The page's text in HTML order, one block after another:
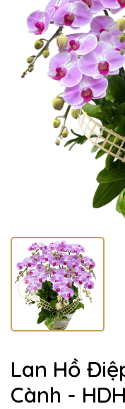
Lan Hồ
Cành -